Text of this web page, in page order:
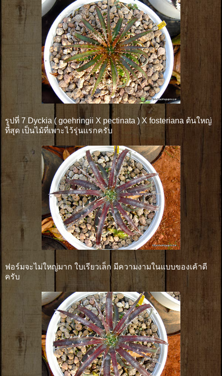
รูปที่ 7 Dyckia ( goehringii X pectinata ) X fosteriana ต้นใหญ่
ที่สุด เป็นไม้ที่เพาะไว้รุ่นแรกครับ
ฟอร์มจะไม่ใหญ่มาก ใบเรียวเล็ก มีความงามในแบบของเค้าดี
ครับ